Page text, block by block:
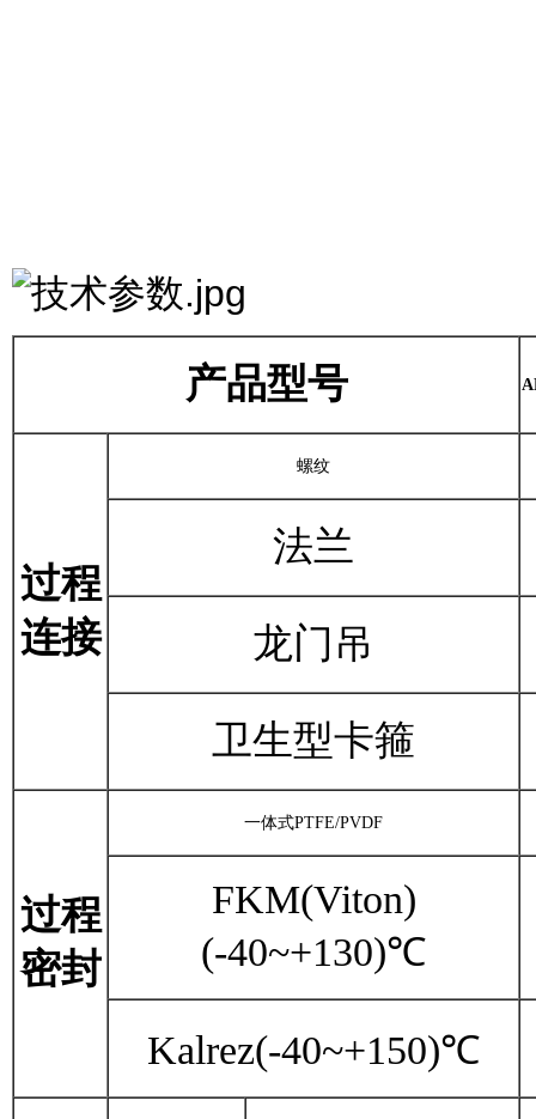
产品型号
过程
连接
螺纹
法兰
龙门吊
卫生型卡箍
过程
密封
一体式PTFE/PVDF
FKM(Viton)
(-40~+130)℃
Kalrez(-40~+150)℃